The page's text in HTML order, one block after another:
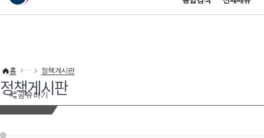
이 누리집은 대한민국 공식 전자정부 누리집입니다.
공유하기
홈 정책게시판
정책게시판